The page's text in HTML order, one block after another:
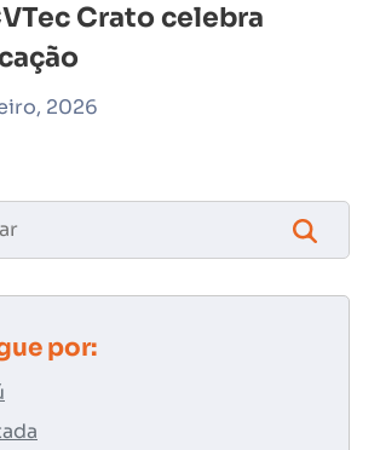
Crato celebra
2026
por: